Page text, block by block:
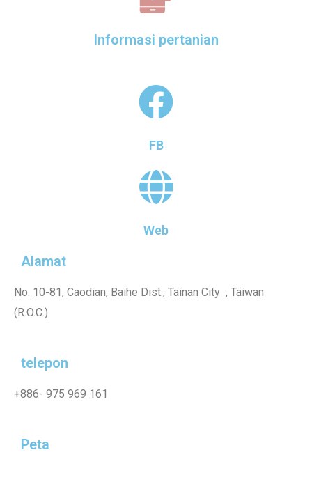
Informasi pertanian
telepon
+886- 975 969 161
Alamat
No. 10-81, Caodian, Baihe Dist., Tainan City , Taiwan
(R.O.C.)
Web
FB
Peta